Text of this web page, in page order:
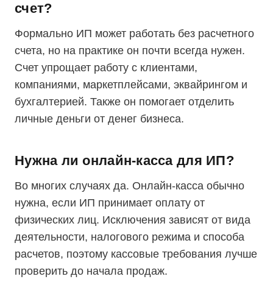
счет?
Формально ИП может работать без расчетного
счета, но на практике он почти всегда нужен.
Счет упрощает работу с клиентами,
компаниями, маркетплейсами, эквайрингом и
бухгалтерией. Также он помогает отделить
личные деньги от денег бизнеса.
Нужна ли онлайн-касса для ИП?
Во многих случаях да. Онлайн-касса обычно
нужна, если ИП принимает оплату от
физических лиц. Исключения зависят от вида
деятельности, налогового режима и способа
расчетов, поэтому кассовые требования лучше
проверить до начала продаж.